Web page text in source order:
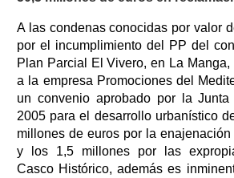
A las condenas conocidas por valor
por el incumplimiento del PP del
Plan Parcial El Vivero, en La
a la empresa Promociones del
un convenio aprobado por la
2005 para el desarrollo urbanístico
millones de euros por la
y los 1,5 millones por las
Casco Histórico, además es